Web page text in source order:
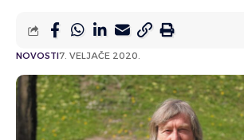
NOVOSTI7. VELJAČE 2020.